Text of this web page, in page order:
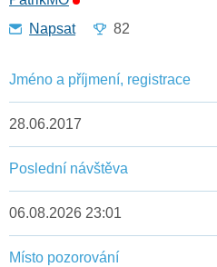
Napsat
82
Jméno a příjmení, registrace
28.06.2017
Poslední návštěva
06.08.2026 23:01
Místo pozorování